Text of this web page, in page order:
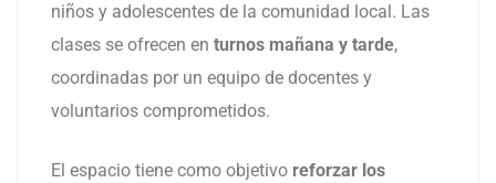
niños y adolescentes de la comunidad local. Las
clases se ofrecen en turnos mañana y tarde,
coordinadas por un equipo de docentes y
voluntarios comprometidos.
El espacio tiene como objetivo reforzar los